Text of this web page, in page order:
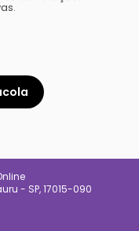
- SP, 17015-090